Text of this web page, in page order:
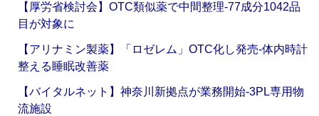
【厚労省検討会】OTC類似薬で中間整理‐77成分1042品
目が対象に
【アリナミン製薬】「ロゼレム」OTC化し発売‐体内時計
整える睡眠改善薬
【バイタルネット】神奈川新拠点が業務開始‐3PL専用物
流施設